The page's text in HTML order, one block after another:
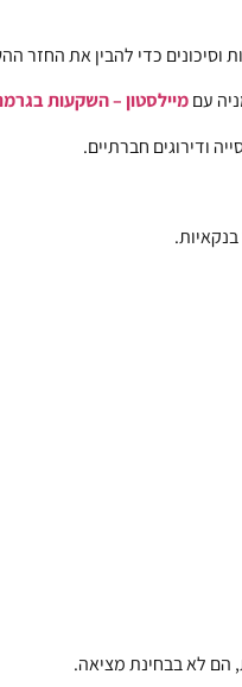
וסיכונים כדי להבין את החזר
מיילסטון – השקעות
ודירוגים חברתיים.
הם לא בבחינת מציאה.